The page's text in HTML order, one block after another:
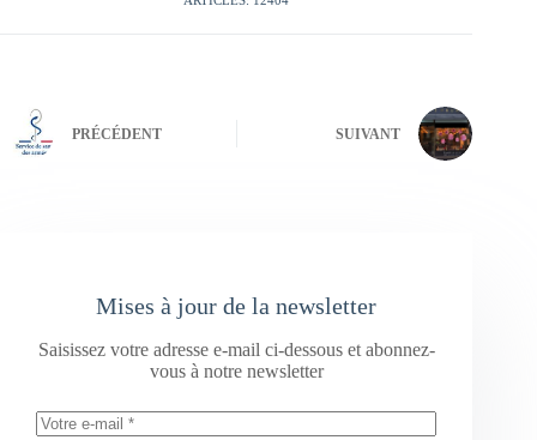
PRÉCÉDENT SUIVANT
Mises à jour de la newsletter
Saisissez votre adresse e-mail ci-dessous et abonnez-
vous à notre newsletter